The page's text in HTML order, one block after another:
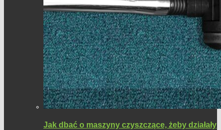
Jak dbać o maszyny czyszczące, żeby działały